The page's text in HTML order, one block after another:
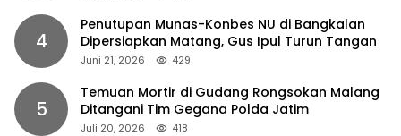
4
Penutupan Munas-Konbes NU di Bangkalan
Dipersiapkan Matang, Gus Ipul Turun Tangan
Juni 21, 2026 429
5
Temuan Mortir di Gudang Rongsokan Malang
Ditangani Tim Gegana Polda Jatim
Juli 20, 2026 418